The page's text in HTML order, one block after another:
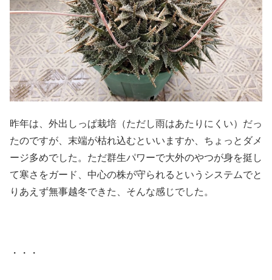
昨年は、外出しっぱ栽培（ただし雨はあたりにくい）だっ
たのですが、末端が枯れ込むといいますか、ちょっとダメ
ージ多めでした。ただ群生パワーで大外のやつが身を挺し
て寒さをガード、中心の株が守られるというシステムでと
りあえず無事越冬できた、そんな感じでした。
・・・